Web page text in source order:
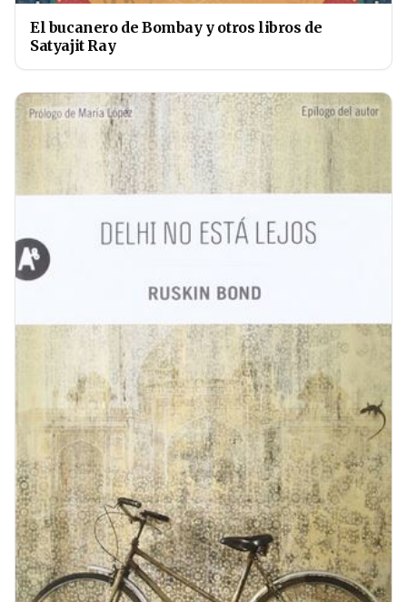
El bucanero de Bombay y otros libros de
Satyajit Ray